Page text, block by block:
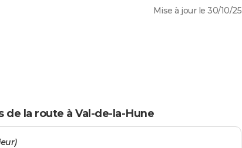
Mise à jour le 30/10/25
de la route à Val-de-la-Hune